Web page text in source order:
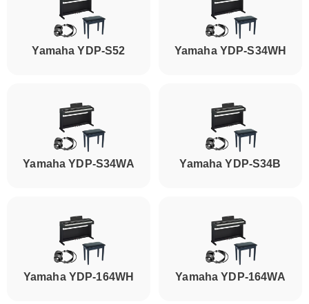
Yamaha YDP-S52 Yamaha YDP-S34WH
Yamaha YDP-S34WA Yamaha YDP-S34B
Yamaha YDP-164WH Yamaha YDP-164WA